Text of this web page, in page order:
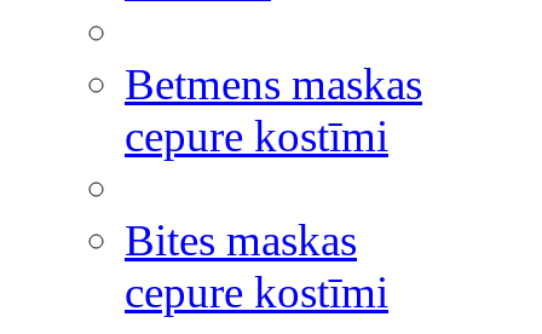
Betmens maskas
cepure kostīmi
Bites maskas
cepure kostīmi